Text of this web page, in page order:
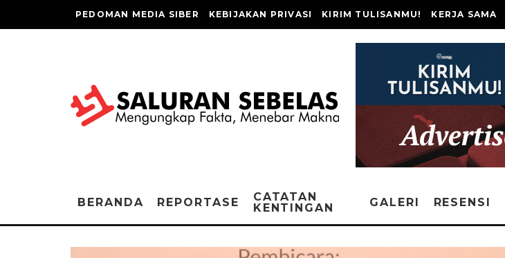
PEDOMAN MEDIA SIBER KEBIJAKAN PRIVASI KIRIM TULISANMU! KERJA SAMA
BERANDA REPORTASE
CATATAN
KENTINGAN
GALERI RESENSI